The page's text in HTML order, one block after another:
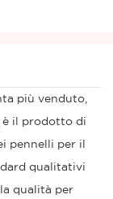
più venduto,
è il prodotto di
pennelli per il
qualitativi
qualità per